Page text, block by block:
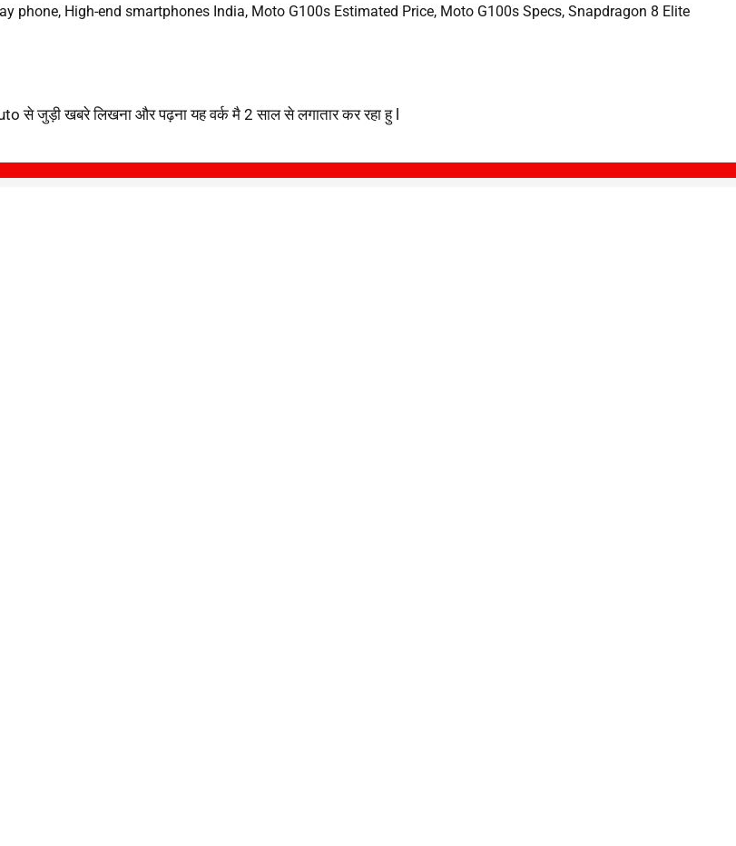
phone, High-end smartphones India, Moto G100s Estimated Price, Moto G100s Specs, Snapdragon 8 Elite
जुड़ी खबरे लिखना और पढ़ना यह वर्क मै 2 साल से लगातार कर रहा हु l